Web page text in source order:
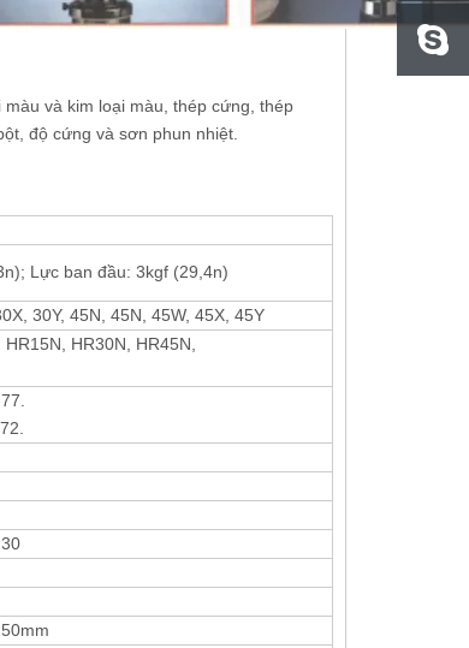
và kim loại màu, thép cứng, thép
độ cứng và sơn phun nhiệt.
Lực ban đầu: 3kgf (29,4n)
30Y, 45N, 45N, 45W, 45X, 45Y
HR30N, HR45N,